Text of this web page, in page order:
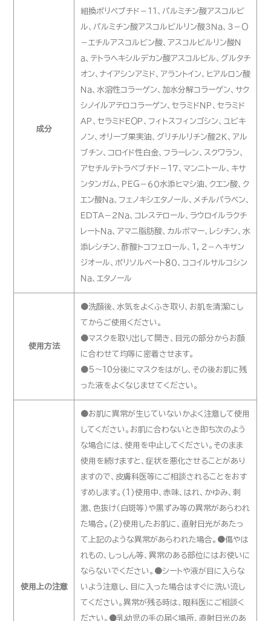
成分
組換ポリペプチド－１１、パルミチン酸アスコルビ
ル、パルミチン酸アスコルビルリン酸３Ｎａ、３－Ｏ
－エチルアスコルビン酸、アスコルビルリン酸Ｎ
ａ、テトラヘキシルデカン酸アスコルビル、グルタチ
オン、ナイアシンアミド、アラントイン、ヒアルロン酸
Ｎａ、水溶性コラーゲン、加水分解コラーゲン、サク
シノイルアテロコラーゲン、セラミドＮＰ、セラミド
ＡＰ、セラミドＥＯＰ、フィトスフィンゴシン、ユビキ
ノン、オリーブ果実油、グリチルリチン酸２Ｋ、アル
ブチン、コロイド性白金、フラーレン、スクワラン、
アセチルテトラペプチド－１７、マンニトール、キサ
ンタンガム、ＰＥＧ－６０水添ヒマシ油、クエン酸、ク
エン酸Ｎａ、フェノキシエタノール、メチルパラベン、
ＥＤＴＡ－２Ｎａ、コレステロール、ラウロイルラクチ
レートＮａ、アマニ脂肪酸、カルボマー、レシチン、水
添レシチン、酢酸トコフェロール、１，２－ヘキサン
ジオール、ポリソルベート８０、ココイルサルコシン
Ｎａ、エタノール
使用方法
●洗顔後、水気をよくふき取り、お肌を清潔にし
てからご使用ください。
●マスクを取り出して開き、目元の部分からお顔
に合わせて均等に密着させます。
●5～10分後にマスクをはがし、その後お肌に残
った液をよくなじませてください。
使用上の注意
●お肌に異常が生じていないかよく注意して使用
してください。お肌に合わないとき即ち次のよう
な場合には、使用を中止してください。そのまま
使用を続けますと、症状を悪化させることがあり
ますので、皮膚科医等にご相談されることをおす
すめします。(1)使用中、赤味、はれ、かゆみ、刺
激、色抜け（白斑等）や黒ずみ等の異常があらわれ
た場合。(2)使用したお肌に、直射日光があたっ
て上記のような異常があらわれた場合。●傷やは
れもの、しっしん等、異常のある部位にはお使いに
ならないでください。●シートや液が目に入らな
いよう注意し、目に入った場合はすぐに洗い流し
てください。異常が残る時は、眼科医にご相談く
ださい。●乳幼児の手の届く場所、直射日光のあ